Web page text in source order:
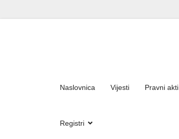
Naslovnica Vijesti Pravni akti
Registri